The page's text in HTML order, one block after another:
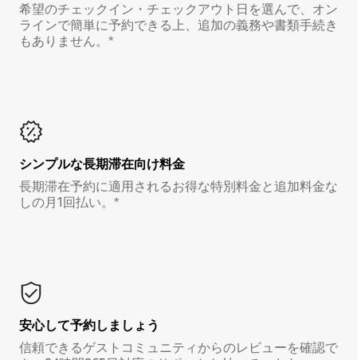
希望のチェックイン・チェックアウト日を選んで、オン
ラインで簡単に予約できる上、追加の義務や書類手続き
もありません。*
シンプルな長期滞在向け料金
長期滞在予約に適用されるお得な特別料金と追加料金な
しの月1回払い。*
安心して予約しましょう
信頼できるゲストコミュニティからのレビューを確認で